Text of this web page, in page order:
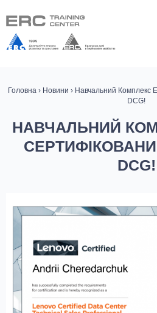
Головна › Новини › Навчальний Комплекс
DCG!
НАВЧАЛЬНИЙ
DCG!